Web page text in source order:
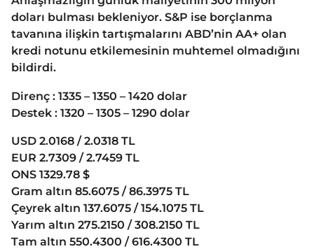
doları bulması bekleniyor. S&P ise borçlanma
tavanına ilişkin tartışmalarını ABD’nin AA+ olan
kredi notunu etkilemesinin muhtemel olmadığını
bildirdi.
Direnç : 1335 – 1350 – 1420 dolar
Destek : 1320 – 1305 – 1290 dolar
USD 2.0168 / 2.0318 TL
EUR 2.7309 / 2.7459 TL
ONS 1329.78 $
Gram altın 85.6075 / 86.3975 TL
Çeyrek altın 137.6075 / 154.1075 TL
Yarım altın 275.2150 / 308.2150 TL
Tam altın 550.4300 / 616.4300 TL